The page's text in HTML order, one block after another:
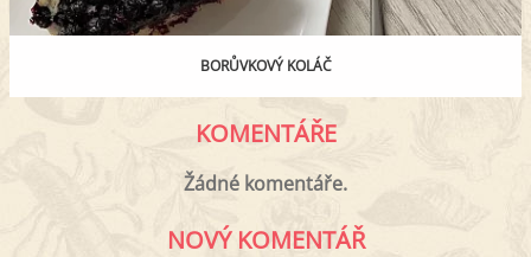
BORŮVKOVÝ KOLÁČ
KOMENTÁŘE
Žádné komentáře.
NOVÝ KOMENTÁŘ